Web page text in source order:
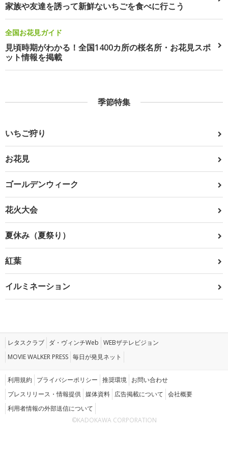
家族や友達を誘って新鮮ないちごを食べに行こう
全国お花見ガイド
見頃時期がわかる！全国1400カ所の桜名所・お花見スポ
ット情報を掲載
季節特集
いちご狩り
お花見
ゴールデンウィーク
花火大会
夏休み（夏祭り）
紅葉
イルミネーション
レタスクラブ ダ・ヴィンチWeb WEBザテレビジョン
MOVIE WALKER PRESS 毎日が発見ネット
利用規約 プライバシーポリシー 推奨環境 お問い合わせ
プレスリリース・情報提供 媒体資料 広告掲載について 会社概要
利用者情報の外部送信について
©KADOKAWA CORPORATION